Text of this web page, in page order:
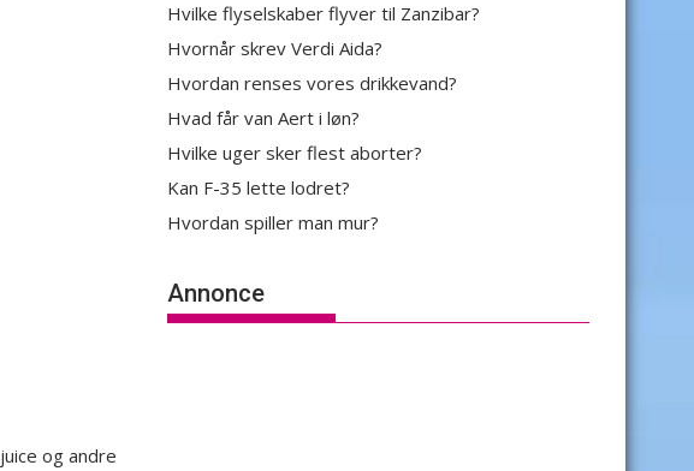
og andre
Hvilke flyselskaber flyver til Zanzibar?
Hvornår skrev Verdi Aida?
Hvordan renses vores drikkevand?
Hvad får van Aert i løn?
Hvilke uger sker flest aborter?
Kan F-35 lette lodret?
Hvordan spiller man mur?
Annonce